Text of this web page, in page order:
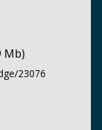
Mb)
23076